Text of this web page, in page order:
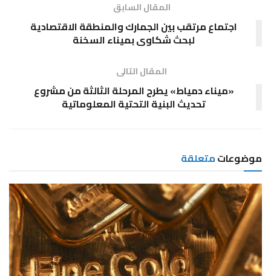
المقال السابق
اجتماع مرتقب بين الجمارك والمنطقة الاقتصادية
لبحث شكاوى بميناء السخنة
المقال التالى
«ميناء دمياط» يطرح المرحلة الثالثة من مشروع
تحديث البنية التحتية المعلوماتية
موضوعاتمتعلقة